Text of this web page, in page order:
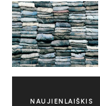
NAUJIENLAIŠKIS